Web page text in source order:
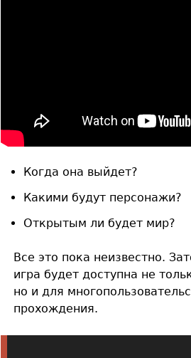
Когда она выйдет?
Какими будут персонажи?
Открытым ли будет мир?
Все это пока неизвестно.
игра будет доступна не
но и для
прохождения.